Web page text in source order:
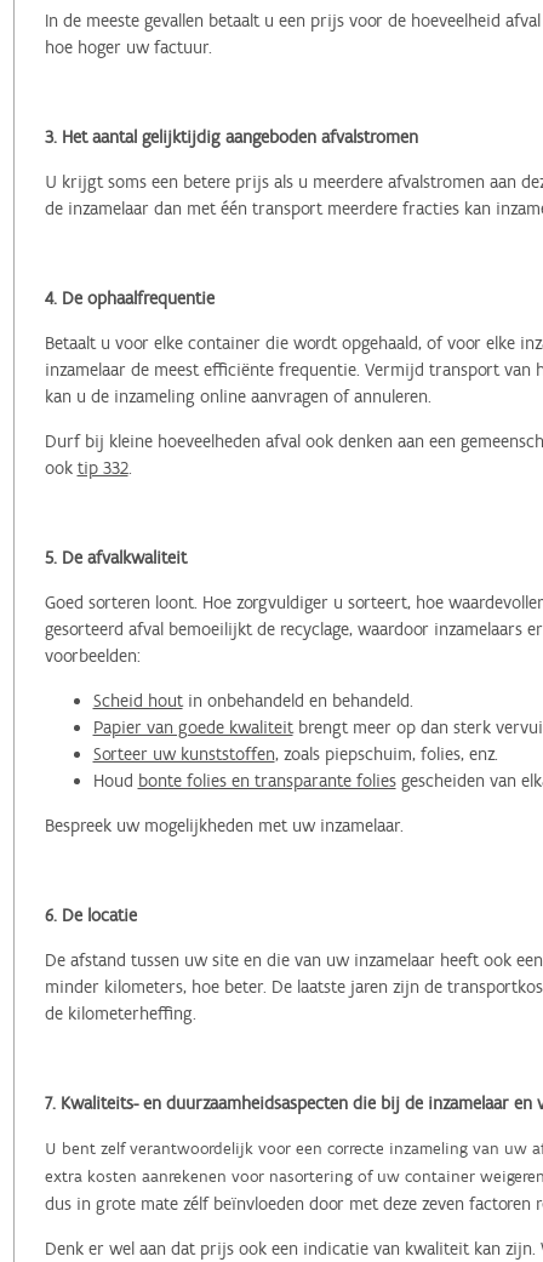
In de meeste gevallen betaalt u een prijs voor de hoeveelheid
hoe hoger uw factuur.
3. Het aantal gelijktijdig aangeboden afvalstromen
U krijgt soms een betere prijs als u meerdere afvalstromen aan
de inzamelaar dan met één transport meerdere fracties kan
4. De ophaalfrequentie
Betaalt u voor elke container die wordt opgehaald, of voor elke
inzamelaar de meest efficiënte frequentie. Vermijd transport van
kan u de inzameling online aanvragen of annuleren.
Durf bij kleine hoeveelheden afval ook denken aan een
ook tip 332.
5. De afvalkwaliteit
Goed sorteren loont. Hoe zorgvuldiger u sorteert, hoe
gesorteerd afval bemoeilijkt de recyclage, waardoor inzamelaars
voorbeelden:
Scheid houtin onbehandeld en behandeld.
Papier van goede kwaliteitbrengt meer op dan sterk
Sorteer uw kunststoffen, zoals piepschuim, folies, enz.
Houd bonte folies en transparante foliesgescheiden van
Bespreek uw mogelijkheden met uw inzamelaar.
6. De locatie
De afstand tussen uw site en die van uw inzamelaar heeft ook
minder kilometers, hoe beter. De laatste jaren zijn de
de kilometerheffing.
7. Kwaliteits- en duurzaamheidsaspecten die bij de inzamelaar
U bent zelf verantwoordelijk voor een correcte inzameling van uw
extra kosten aanrekenen voor nasortering of uw container
dus in grote mate zélf beïnvloeden door met deze zeven factoren
Denk er wel aan dat prijs ook een indicatie van kwaliteit kan zijn.